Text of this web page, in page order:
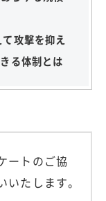
攻撃を抑え
る体制とは
ートのご協
たします。